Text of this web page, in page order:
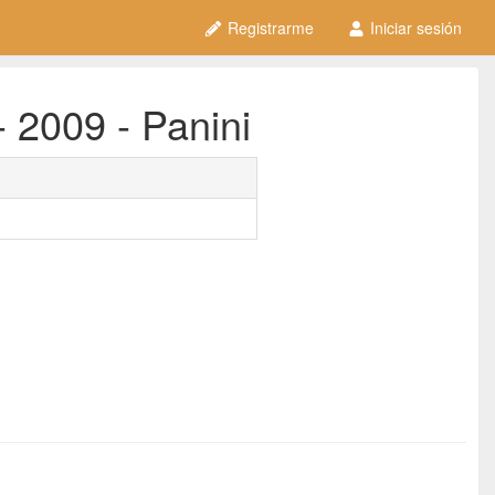
Registrarme Iniciar sesión
- Panini